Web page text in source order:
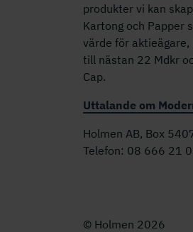
produkter vi kan
Kartong och Papper
värde för
till nästan 22 Mdkr
Cap.
Uttalande om
Holmen AB, Box
Telefon: 08 666 21
© Holmen 2026